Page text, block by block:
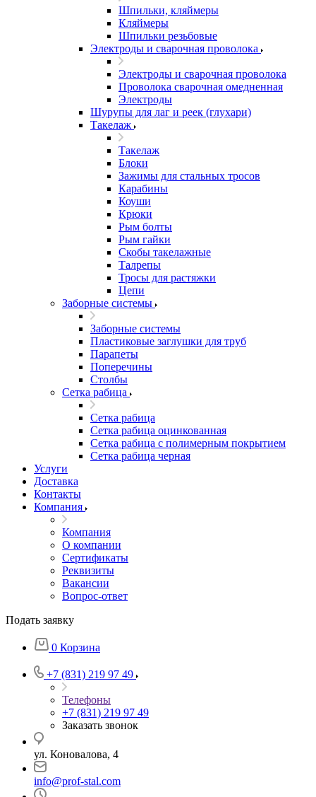
Шпильки, кляймеры
Кляймеры
Шпильки резьбовые
Электроды и сварочная проволока
Электроды и сварочная проволока
Проволока сварочная омедненная
Электроды
Шурупы для лаг и реек (глухари)
Такелаж
Такелаж
Блоки
Зажимы для стальных тросов
Карабины
Коуши
Крюки
Рым болты
Рым гайки
Скобы такелажные
Талрепы
Тросы для растяжки
Цепи
Заборные системы
Заборные системы
Пластиковые заглушки для труб
Парапеты
Поперечины
Столбы
Сетка рабица
Сетка рабица
Сетка рабица оцинкованная
Сетка рабица с полимерным покрытием
Сетка рабица черная
Услуги
Доставка
Контакты
Компания
Компания
О компании
Сертификаты
Реквизиты
Вакансии
Вопрос-ответ
Подать заявку
0 Корзина
+7 (831) 219 97 49
Телефоны
+7 (831) 219 97 49
Заказать звонок
ул. Коновалова, 4
info@prof-stal.com